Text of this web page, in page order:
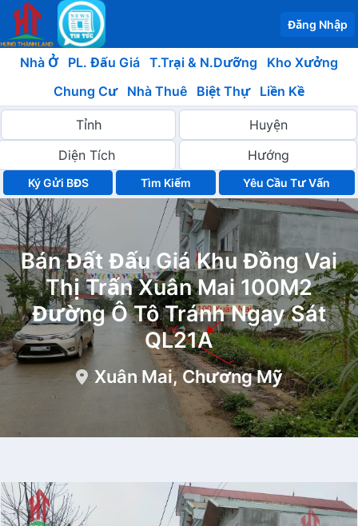
Đăng Nhập
Nhà Ở PL. Đấu Giá T.Trại & N.Dưỡng
Kho Xưởng
Chung Cư
Nhà Thuê Biệt Thự Liền Kề
Ký Gửi BĐS Yêu Cầu Tư Vấn
Bán Đất Đấu Giá Khu Đồng Vai
Thị Trấn Xuân Mai 100M2
Đường Ô Tô Tránh Ngay Sát
QL21A
Xuân Mai, Chương Mỹ